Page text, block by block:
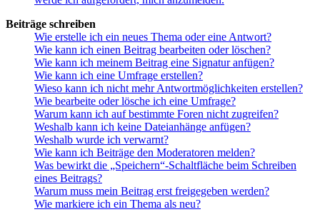
Beiträge schreiben
Wie erstelle ich ein neues Thema oder eine Antwort?
Wie kann ich einen Beitrag bearbeiten oder löschen?
Wie kann ich meinem Beitrag eine Signatur anfügen?
Wie kann ich eine Umfrage erstellen?
Wieso kann ich nicht mehr Antwortmöglichkeiten erstellen?
Wie bearbeite oder lösche ich eine Umfrage?
Warum kann ich auf bestimmte Foren nicht zugreifen?
Weshalb kann ich keine Dateianhänge anfügen?
Weshalb wurde ich verwarnt?
Wie kann ich Beiträge den Moderatoren melden?
Was bewirkt die „Speichern“-Schaltfläche beim Schreiben
eines Beitrags?
Warum muss mein Beitrag erst freigegeben werden?
Wie markiere ich ein Thema als neu?